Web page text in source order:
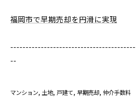
福岡市で早期売却を円滑に実現
--
マンション 土地 戸建て 早期売却 仲介手数料